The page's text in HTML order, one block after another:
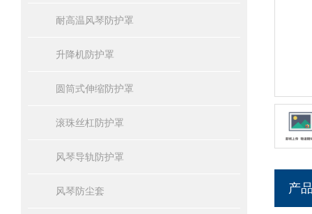
耐高温风琴防护罩
升降机防护罩
圆筒式伸缩防护罩
滚珠丝杠防护罩
风琴导轨防护罩
风琴防尘套 产